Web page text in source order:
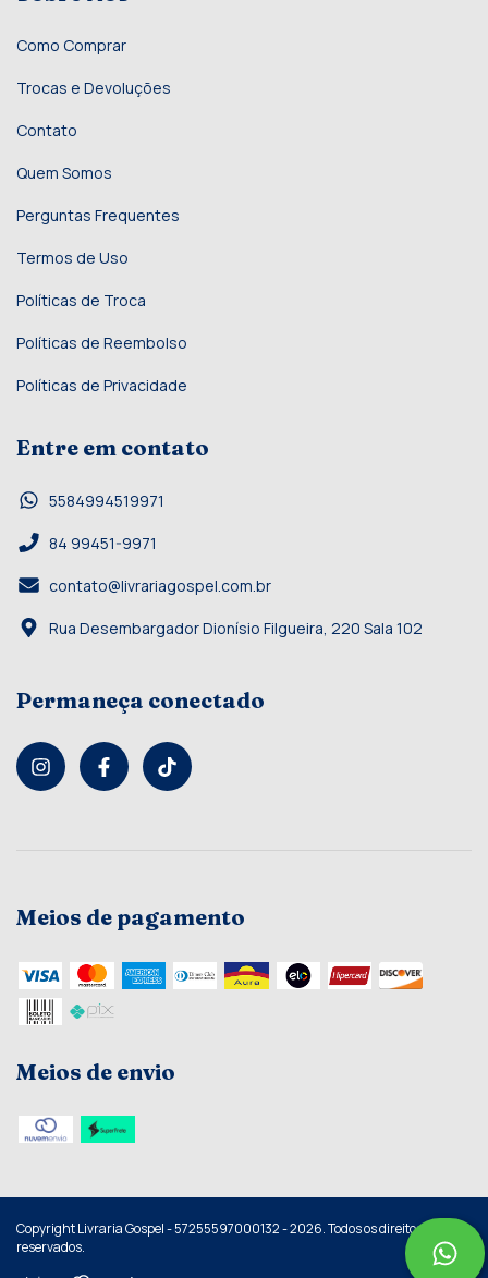
Como Comprar
Trocas e Devoluções
Contato
Quem Somos
Perguntas Frequentes
Termos de Uso
Políticas de Troca
Políticas de Reembolso
Políticas de Privacidade
Entre em contato
5584994519971
84 99451-9971
contato@livrariagospel.com.br
Rua Desembargador Dionísio Filgueira, 220 Sala 102
Permaneça conectado
Meios de pagamento
Meios de envio
Copyright Livraria Gospel - 57255597000132 - 2026. Todos os direitos
reservados.